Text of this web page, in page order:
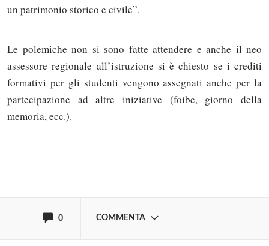
un patrimonio storico e civile”.
Le polemiche non si sono fatte attendere e anche il neo
assessore regionale all’istruzione si è chiesto se i crediti
formativi per gli studenti vengono assegnati anche per la
partecipazione ad altre iniziative (foibe, giorno della
memoria, ecc.).
0 COMMENTA
Solo gli utenti registrati possono
commentare!